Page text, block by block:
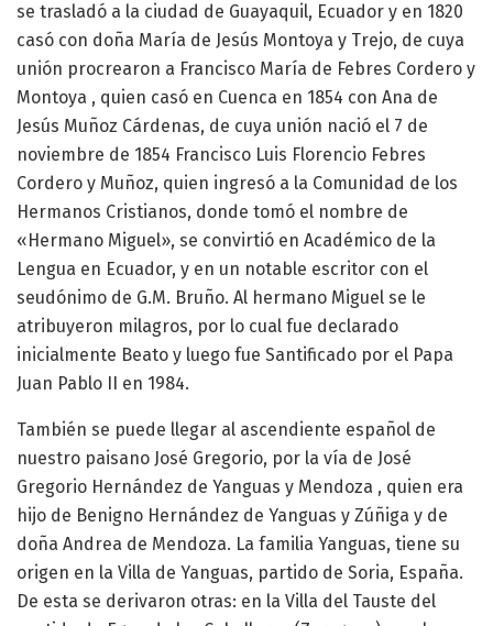
se trasladó a la ciudad de Guayaquil, Ecuador y en 1820
casó con doña María de Jesús Montoya y Trejo, de cuya
unión procrearon a Francisco María de Febres Cordero y
Montoya , quien casó en Cuenca en 1854 con Ana de
Jesús Muñoz Cárdenas, de cuya unión nació el 7 de
noviembre de 1854 Francisco Luis Florencio Febres
Cordero y Muñoz, quien ingresó a la Comunidad de los
Hermanos Cristianos, donde tomó el nombre de
«Hermano Miguel», se convirtió en Académico de la
Lengua en Ecuador, y en un notable escritor con el
seudónimo de G.M. Bruño. Al hermano Miguel se le
atribuyeron milagros, por lo cual fue declarado
inicialmente Beato y luego fue Santificado por el Papa
Juan Pablo II en 1984.
También se puede llegar al ascendiente español de
nuestro paisano José Gregorio, por la vía de José
Gregorio Hernández de Yanguas y Mendoza , quien era
hijo de Benigno Hernández de Yanguas y Zúñiga y de
doña Andrea de Mendoza. La familia Yanguas, tiene su
origen en la Villa de Yanguas, partido de Soria, España.
De esta se derivaron otras: en la Villa del Tauste del